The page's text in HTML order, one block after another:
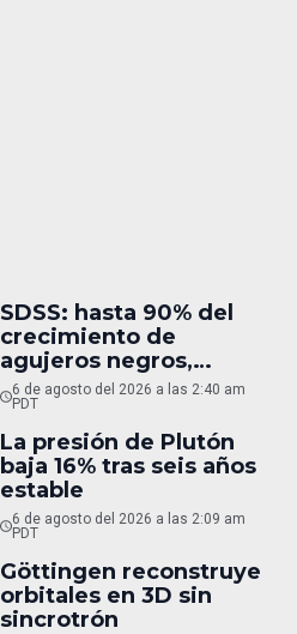
SDSS: hasta 90% del
crecimiento de
agujeros negros,
oculto
6 de agosto del 2026 a las 2:40 am
PDT
La presión de Plutón
baja 16% tras seis años
estable
6 de agosto del 2026 a las 2:09 am
PDT
Göttingen reconstruye
orbitales en 3D sin
sincrotrón